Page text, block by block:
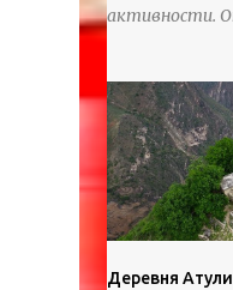
активности.
массивные
утесы,
береговую
каменные
Деревня